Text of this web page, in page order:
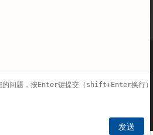
）瓦楞紙（zhǐ）板,紙箱
发送